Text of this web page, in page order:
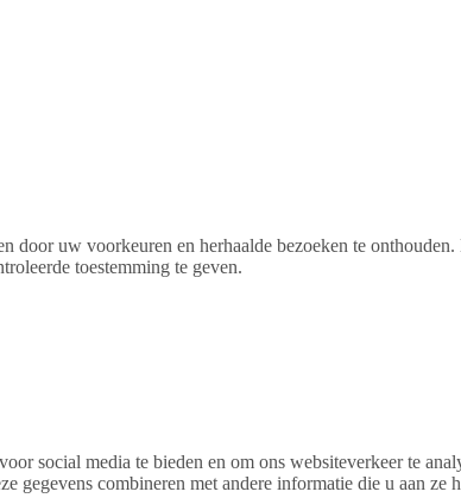
door uw voorkeuren en herhaalde bezoeken te
toestemming te geven.
social media te bieden en om ons websiteverkeer te
gegevens combineren met andere informatie die u aan